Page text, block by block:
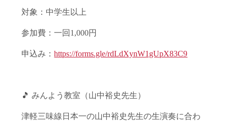
対象：中学生以上
参加費：一回1,000円
申込み：https://forms.gle/rdLdXynW1gUpX83C9
🎵 みんよう教室（山中裕史先生）
津軽三味線日本一の山中裕史先生の生演奏に合わ